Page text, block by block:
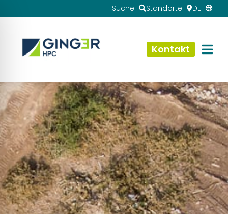
Suche Standorte DE
Kontakt